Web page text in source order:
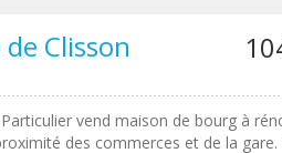
Clisson
vend maison de bourg à
des commerces et de la gare.